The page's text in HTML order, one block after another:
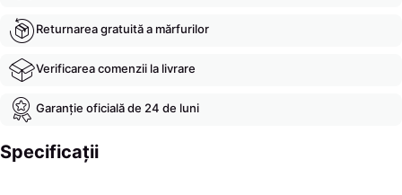
Returnarea gratuită a mărfurilor
Verificarea comenzii la livrare
Garanție oficială de 24 de luni
Specificații